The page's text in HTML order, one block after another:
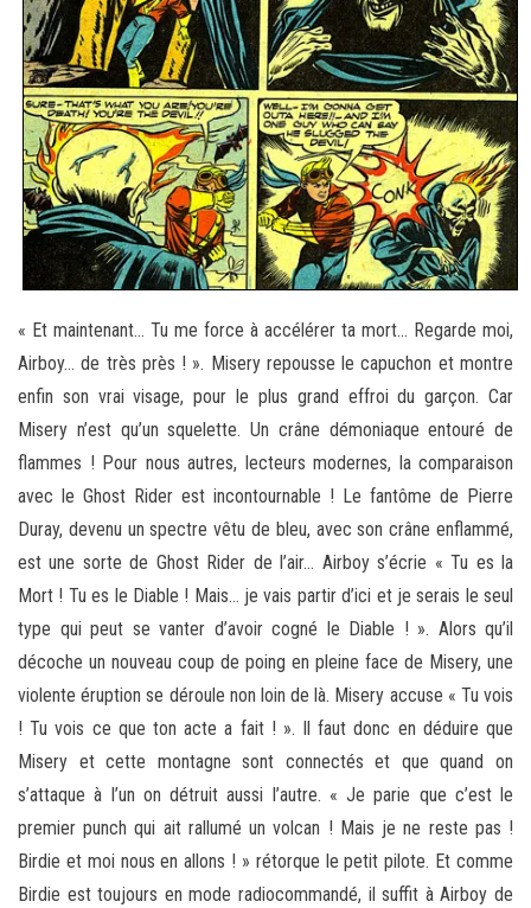
« Et maintenant… Tu me force à accélérer ta mort… Regarde moi,
Airboy… de très près ! ». Misery repousse le capuchon et montre
enfin son vrai visage, pour le plus grand effroi du garçon. Car
Misery n’est qu’un squelette. Un crâne démoniaque entouré de
flammes ! Pour nous autres, lecteurs modernes, la comparaison
avec le Ghost Rider est incontournable ! Le fantôme de Pierre
Duray, devenu un spectre vêtu de bleu, avec son crâne enflammé,
est une sorte de Ghost Rider de l’air… Airboy s’écrie « Tu es la
Mort ! Tu es le Diable ! Mais… je vais partir d’ici et je serais le seul
type qui peut se vanter d’avoir cogné le Diable ! ». Alors qu’il
décoche un nouveau coup de poing en pleine face de Misery, une
violente éruption se déroule non loin de là. Misery accuse « Tu vois
! Tu vois ce que ton acte a fait ! ». Il faut donc en déduire que
Misery et cette montagne sont connectés et que quand on
s’attaque à l’un on détruit aussi l’autre. « Je parie que c’est le
premier punch qui ait rallumé un volcan ! Mais je ne reste pas !
Birdie et moi nous en allons ! » rétorque le petit pilote. Et comme
Birdie est toujours en mode radiocommandé, il suffit à Airboy de